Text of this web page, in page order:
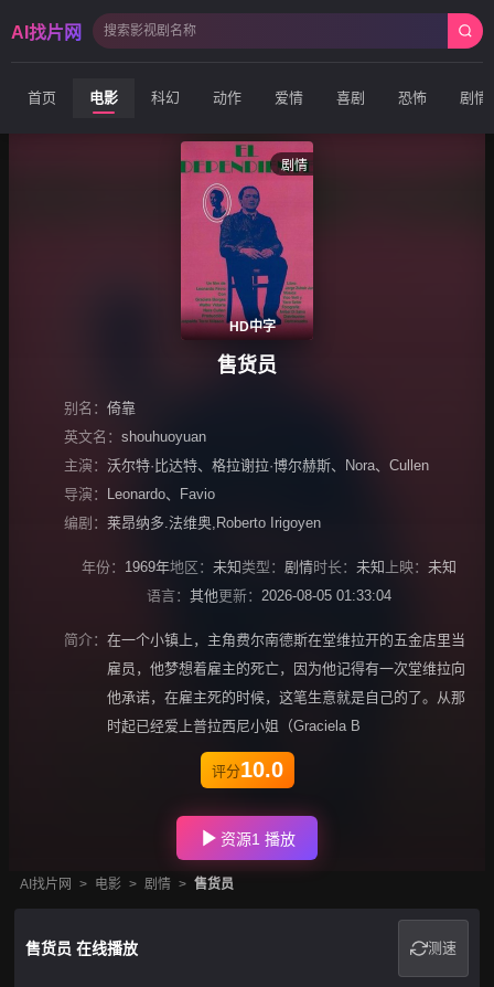
AI找片网
首页 电影 科幻 动作 爱情 喜剧 恐怖 剧情
剧情
HD中字
售货员
别名： 倚靠
英文名： shouhuoyuan
主演： 沃尔特·比达特、 格拉谢拉·博尔赫斯、 Nora、 Cullen
导演：
Leonardo、
Favio
编剧： 莱昂纳多.法维奥,Roberto Irigoyen
年份： 1969年地区： 未知 类型： 剧情时长： 未知 上映： 未知
语言： 其他更新： 2026-08-05 01:33:04
简介： 在一个小镇上，主角费尔南德斯在堂维拉开的五金店里当
雇员，他梦想着雇主的死亡，因为他记得有一次堂维拉向
他承诺，在雇主死的时候，这笔生意就是自己的了。从那
时起已经爱上普拉西尼小姐（Graciela B
评分10.0
资源1 播放
AI找片网 > 电影 > 剧情 > 售货员
售货员 在线播放 测速